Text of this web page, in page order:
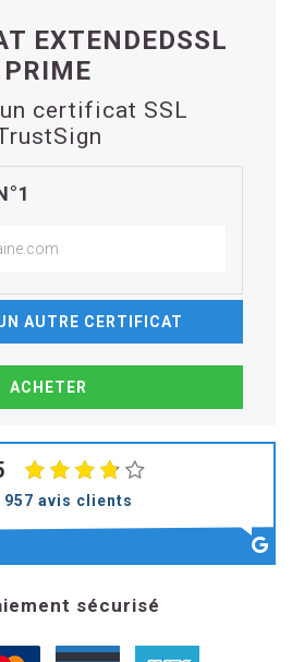
EXTENDEDSSL
PRIME
certificat SSL
AUTRE CERTIFICAT
avis clients
sécurisé